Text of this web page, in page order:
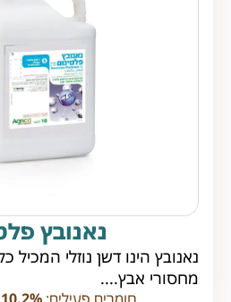
נאנובץ
נאנובץ הינו דשן נוזלי המכיל
מחסורי אבץ....